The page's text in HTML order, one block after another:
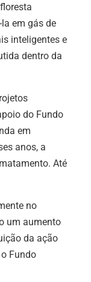
em gás de
inteligentes e
dentro da
do Fundo
em
anos, a
Até
no
um aumento
da ação
Fundo